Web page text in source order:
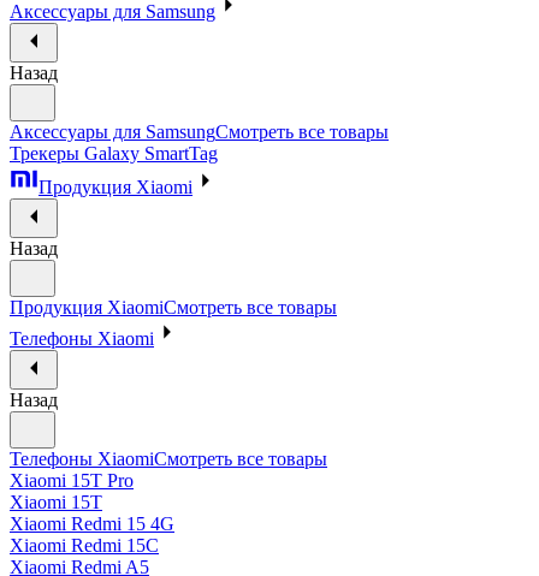
Аксессуары для Samsung
Назад
Аксессуары для SamsungСмотреть все товары
Трекеры Galaxy SmartTag
Продукция Xiaomi
Назад
Продукция XiaomiСмотреть все товары
Телефоны Xiaomi
Назад
Телефоны XiaomiСмотреть все товары
Xiaomi 15T Pro
Xiaomi 15T
Xiaomi Redmi 15 4G
Xiaomi Redmi 15C
Xiaomi Redmi A5